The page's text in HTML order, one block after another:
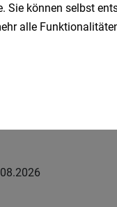
können selbst
alle